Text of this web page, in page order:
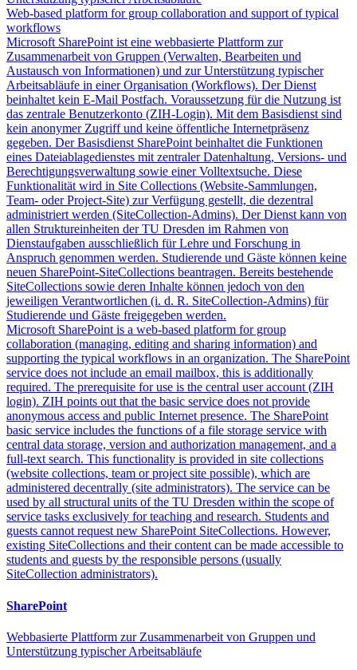
Web-based platform for group collaboration and support of typical
workflows
Microsoft SharePoint ist eine webbasierte Plattform zur
Zusammenarbeit von Gruppen (Verwalten, Bearbeiten und
Austausch von Informationen) und zur Unterstützung typischer
Arbeitsabläufe in einer Organisation (Workflows). Der Dienst
beinhaltet kein E-Mail Postfach. Voraussetzung für die Nutzung ist
das zentrale Benutzerkonto (ZIH-Login). Mit dem Basisdienst sind
kein anonymer Zugriff und keine öffentliche Internetpräsenz
gegeben. Der Basisdienst SharePoint beinhaltet die Funktionen
eines Dateiablagedienstes mit zentraler Datenhaltung, Versions- und
Berechtigungsverwaltung sowie einer Volltextsuche. Diese
Funktionalität wird in Site Collections (Website-Sammlungen,
Team- oder Project-Site) zur Verfügung gestellt, die dezentral
administriert werden (SiteCollection-Admins). Der Dienst kann von
allen Struktureinheiten der TU Dresden im Rahmen von
Dienstaufgaben ausschließlich für Lehre und Forschung in
Anspruch genommen werden. Studierende und Gäste können keine
neuen SharePoint-SiteCollections beantragen. Bereits bestehende
SiteCollections sowie deren Inhalte können jedoch von den
jeweiligen Verantwortlichen (i. d. R. SiteCollection-Admins) für
Studierende und Gäste freigegeben werden.
Microsoft SharePoint is a web-based platform for group
collaboration (managing, editing and sharing information) and
supporting the typical workflows in an organization. The SharePoint
service does not include an email mailbox, this is additionally
required. The prerequisite for use is the central user account (ZIH
login). ZIH points out that the basic service does not provide
anonymous access and public Internet presence. The SharePoint
basic service includes the functions of a file storage service with
central data storage, version and authorization management, and a
full-text search. This functionality is provided in site collections
(website collections, team or project site possible), which are
administered decentrally (site administrators). The service can be
used by all structural units of the TU Dresden within the scope of
service tasks exclusively for teaching and research. Students and
guests cannot request new SharePoint SiteCollections. However,
existing SiteCollections and their content can be made accessible to
students and guests by the responsible persons (usually
SiteCollection administrators).
SharePoint
Webbasierte Plattform zur Zusammenarbeit von Gruppen und
Unterstützung typischer Arbeitsabläufe